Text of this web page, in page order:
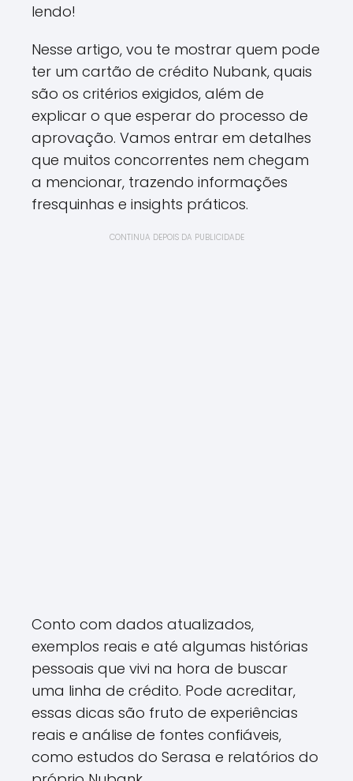
lendo!
Nesse artigo, vou te mostrar quem pode
ter um cartão de crédito Nubank, quais
são os critérios exigidos, além de
explicar o que esperar do processo de
aprovação. Vamos entrar em detalhes
que muitos concorrentes nem chegam
a mencionar, trazendo informações
fresquinhas e insights práticos.
CONTINUA DEPOIS DA PUBLICIDADE
Conto com dados atualizados,
exemplos reais e até algumas histórias
pessoais que vivi na hora de buscar
uma linha de crédito. Pode acreditar,
essas dicas são fruto de experiências
reais e análise de fontes confiáveis,
como estudos do Serasa e relatórios do